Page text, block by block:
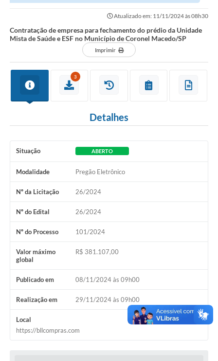
Atualizado em: 11/11/2024 às 08h30
Contratação de empresa para fechamento do prédio da Unidade
Mista de Saúde e ESF no Município de Coronel Macedo/SP
Imprimir
3
Detalhes
Situação ABERTO
Modalidade Pregão Eletrônico
Nº da Licitação 26/2024
Nº do Edital 26/2024
Nº do Processo 101/2024
Valor máximo
global
R$ 381.107,00
Publicado em 08/11/2024 às 09h00
Realização em 29/11/2024 às 09h00
Local
https://bllcompras.com